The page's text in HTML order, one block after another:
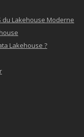
du Lakehouse Moderne
Lakehouse ?